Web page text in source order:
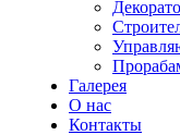
Галерея
О нас
Контакты